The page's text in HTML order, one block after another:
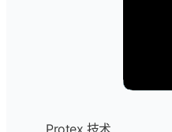
Protex 技术